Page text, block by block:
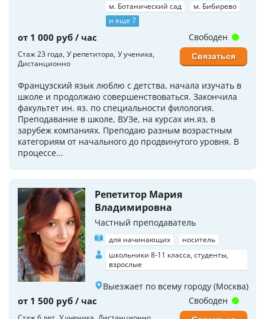
м. Ботанический сад
м. Бибирево
и еще 7
от 1 000 руб / час
Стаж 23 года У репетитора У ученика
Дистанционно
Французский язык люблю с детства, начала изучать в
школе и продолжаю совершенствоваться. Закончила
факультет ин. яз. по специальности филология.
Преподавание в школе, ВУЗе, на курсах ин.яз, в
зарубеж компаниях. Преподаю разным возрастным
категориям от начального до продвинутого уровня. В
процессе...
Свободен
Связаться
Репетитор Мария
Владимировна
Частный преподаватель
для начинающих
носитель
школьники 8-11 класса, студенты,
взрослые
Выезжает по всему городу (Москва)
от 1 500 руб / час Свободен